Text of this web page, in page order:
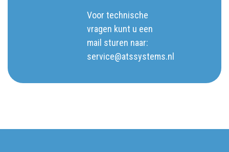
Voor technische
vragen kunt u een
mail sturen naar:
service@atssystems.nl